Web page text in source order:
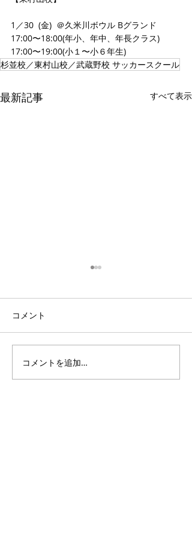
1／30  (金)  ＠久米川ボウル Bグランド
17:00〜18:00(年小、年中、年長クラス)
17:00〜19:00(小１〜小６年生)
杉並校／東村山校／武蔵野校 サッカースクール
最新記事 すべて表示
3・4年生｜体験受付締切
のお知らせ
コメント
コメントを追加…